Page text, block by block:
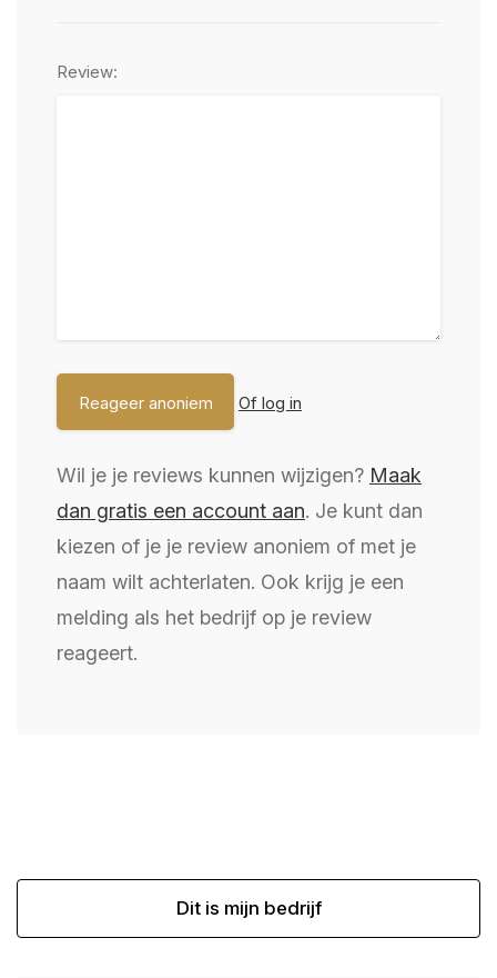
Review:
Of log in
Wil je je reviews kunnen wijzigen? Maak
dan gratis een account aan. Je kunt dan
kiezen of je je review anoniem of met je
naam wilt achterlaten. Ook krijg je een
melding als het bedrijf op je review
reageert.
Dit is mijn bedrijf